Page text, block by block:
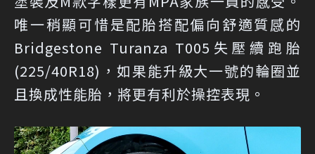
唯一稍顯可惜是配胎搭配偏向舒適質感的
Bridgestone Turanza T005失壓續跑胎
(225/40R18)，如果能升級大一號的輪圈並
且換成性能胎，將更有利於操控表現。